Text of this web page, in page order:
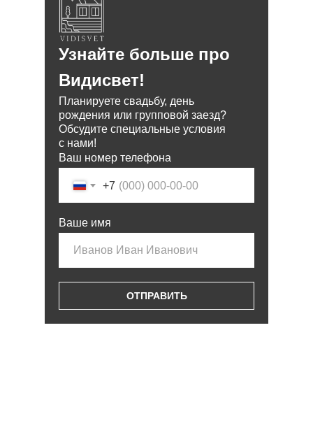
Узнайте больше про
Видисвет!
Планируете свадьбу, день
рождения или групповой заезд?
Обсудите специальные условия
с нами!
Ваш номер телефона
+7
Ваше имя
ОТПРАВИТЬ